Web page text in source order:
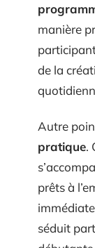
manière
de la
Autre
pratique.
prêts à
séduit